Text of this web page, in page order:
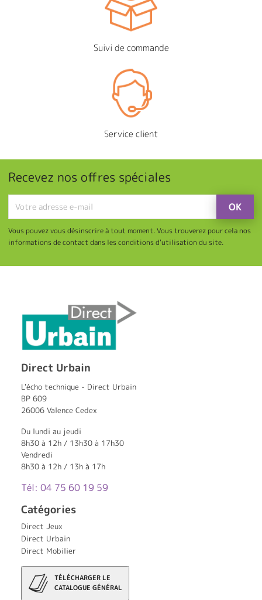
Suivi de commande
Service client
Recevez nos offres spéciales
Vous pouvez vous désinscrire à tout moment. Vous trouverez pour cela nos
informations de contact dans les conditions d'utilisation du site.
Direct Urbain
L'écho technique - Direct Urbain
BP 609
26006 Valence Cedex
Du lundi au jeudi
8h30 à 12h / 13h30 à 17h30
Vendredi
8h30 à 12h / 13h à 17h
Tél: 04 75 60 19 59
Catégories
Direct Jeux
Direct Urbain
Direct Mobilier
TÉLÉCHARGER LE
CATALOGUE GÉNÉRAL